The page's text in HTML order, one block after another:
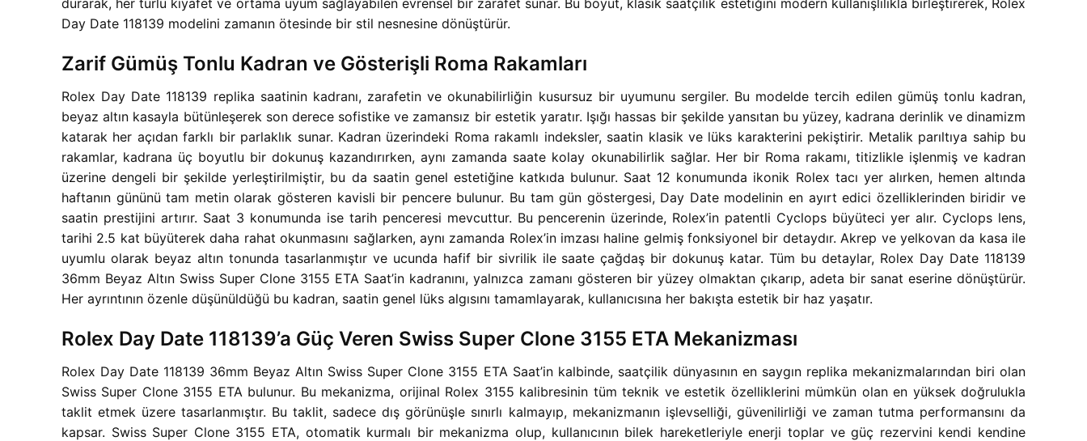
durarak, her türlü kıyafet ve ortama uyum sağlayabilen evrensel bir zarafet sunar. Bu boyut, klasik saatçilik estetiğini modern kullanışlılıkla birleştirerek, Rolex
Day Date 118139 modelini zamanın ötesinde bir stil nesnesine dönüştürür.
Zarif Gümüş Tonlu Kadran ve Gösterişli Roma Rakamları
Rolex Day Date 118139 replika saatinin kadranı, zarafetin ve okunabilirliğin kusursuz bir uyumunu sergiler. Bu modelde tercih edilen gümüş tonlu kadran,
beyaz altın kasayla bütünleşerek son derece sofistike ve zamansız bir estetik yaratır. Işığı hassas bir şekilde yansıtan bu yüzey, kadrana derinlik ve dinamizm
katarak her açıdan farklı bir parlaklık sunar. Kadran üzerindeki Roma rakamlı indeksler, saatin klasik ve lüks karakterini pekiştirir. Metalik parıltıya sahip bu
rakamlar, kadrana üç boyutlu bir dokunuş kazandırırken, aynı zamanda saate kolay okunabilirlik sağlar. Her bir Roma rakamı, titizlikle işlenmiş ve kadran
üzerine dengeli bir şekilde yerleştirilmiştir, bu da saatin genel estetiğine katkıda bulunur. Saat 12 konumunda ikonik Rolex tacı yer alırken, hemen altında
haftanın gününü tam metin olarak gösteren kavisli bir pencere bulunur. Bu tam gün göstergesi, Day Date modelinin en ayırt edici özelliklerinden biridir ve
saatin prestijini artırır. Saat 3 konumunda ise tarih penceresi mevcuttur. Bu pencerenin üzerinde, Rolex’in patentli Cyclops büyüteci yer alır. Cyclops lens,
tarihi 2.5 kat büyüterek daha rahat okunmasını sağlarken, aynı zamanda Rolex’in imzası haline gelmiş fonksiyonel bir detaydır. Akrep ve yelkovan da kasa ile
uyumlu olarak beyaz altın tonunda tasarlanmıştır ve ucunda hafif bir sivrilik ile saate çağdaş bir dokunuş katar. Tüm bu detaylar, Rolex Day Date 118139
36mm Beyaz Altın Swiss Super Clone 3155 ETA Saat’in kadranını, yalnızca zamanı gösteren bir yüzey olmaktan çıkarıp, adeta bir sanat eserine dönüştürür.
Her ayrıntının özenle düşünüldüğü bu kadran, saatin genel lüks algısını tamamlayarak, kullanıcısına her bakışta estetik bir haz yaşatır.
Rolex Day Date 118139’a Güç Veren Swiss Super Clone 3155 ETA Mekanizması
Rolex Day Date 118139 36mm Beyaz Altın Swiss Super Clone 3155 ETA Saat’in kalbinde, saatçilik dünyasının en saygın replika mekanizmalarından biri olan
Swiss Super Clone 3155 ETA bulunur. Bu mekanizma, orijinal Rolex 3155 kalibresinin tüm teknik ve estetik özelliklerini mümkün olan en yüksek doğrulukla
taklit etmek üzere tasarlanmıştır. Bu taklit, sadece dış görünüşle sınırlı kalmayıp, mekanizmanın işlevselliği, güvenilirliği ve zaman tutma performansını da
kapsar. Swiss Super Clone 3155 ETA, otomatik kurmalı bir mekanizma olup, kullanıcının bilek hareketleriyle enerji toplar ve güç rezervini kendi kendine